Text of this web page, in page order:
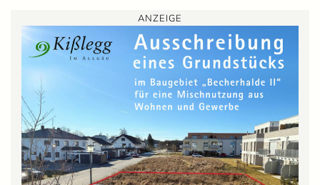
ANZEIGE